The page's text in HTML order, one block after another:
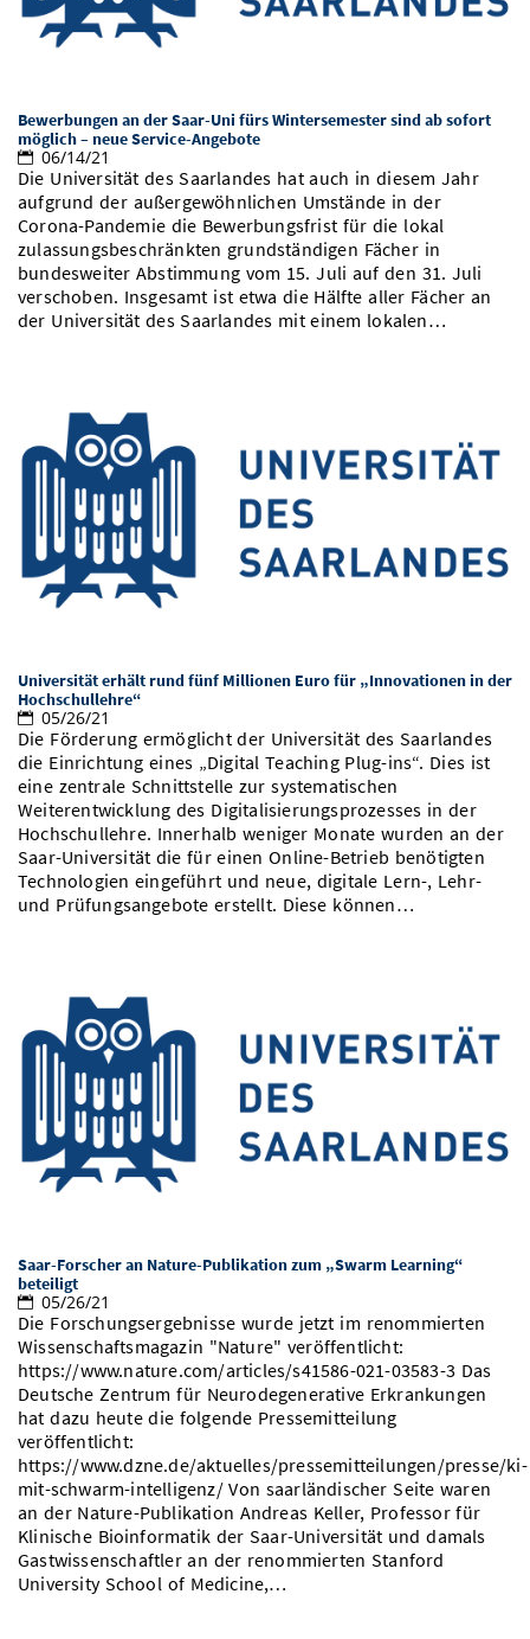
Bewerbungen an der Saar-Uni fürs Wintersemester sind ab sofort
möglich – neue Service-Angebote
06/14/21
Die Universität des Saarlandes hat auch in diesem Jahr
aufgrund der außergewöhnlichen Umstände in der
Corona-Pandemie die Bewerbungsfrist für die lokal
zulassungsbeschränkten grundständigen Fächer in
bundesweiter Abstimmung vom 15. Juli auf den 31. Juli
verschoben. Insgesamt ist etwa die Hälfte aller Fächer an
der Universität des Saarlandes mit einem lokalen…
Universität erhält rund fünf Millionen Euro für „Innovationen in der
Hochschullehre“
05/26/21
Die Förderung ermöglicht der Universität des Saarlandes
die Einrichtung eines „Digital Teaching Plug-ins“. Dies ist
eine zentrale Schnittstelle zur systematischen
Weiterentwicklung des Digitalisierungsprozesses in der
Hochschullehre. Innerhalb weniger Monate wurden an der
Saar-Universität die für einen Online-Betrieb benötigten
Technologien eingeführt und neue, digitale Lern-, Lehr-
und Prüfungsangebote erstellt. Diese können…
Saar-Forscher an Nature-Publikation zum „Swarm Learning“
beteiligt
05/26/21
Die Forschungsergebnisse wurde jetzt im renommierten
Wissenschaftsmagazin "Nature" veröffentlicht:
https://www.nature.com/articles/s41586-021-03583-3 Das
Deutsche Zentrum für Neurodegenerative Erkrankungen
hat dazu heute die folgende Pressemitteilung
veröffentlicht:
https://www.dzne.de/aktuelles/pressemitteilungen/presse/ki-
mit-schwarm-intelligenz/ Von saarländischer Seite waren
an der Nature-Publikation Andreas Keller, Professor für
Klinische Bioinformatik der Saar-Universität und damals
Gastwissenschaftler an der renommierten Stanford
University School of Medicine,…